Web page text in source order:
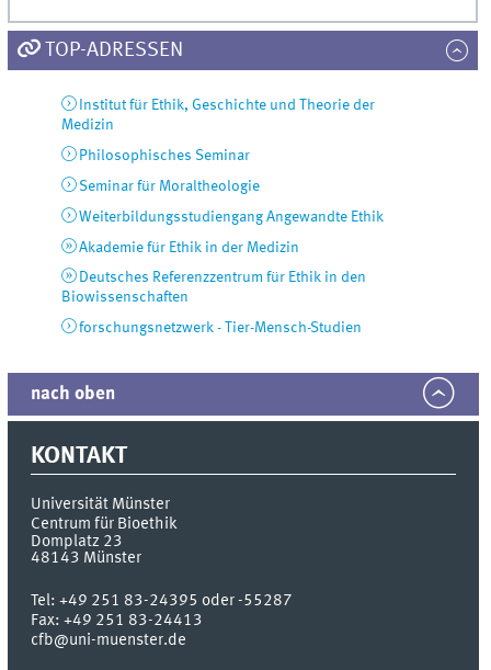
TOP-ADRESSEN
Institut für Ethik, Geschichte und Theorie der
Medizin
Philosophisches Seminar
Seminar für Moraltheologie
Weiterbildungsstudiengang Angewandte Ethik
Akademie für Ethik in der Medizin
Deutsches Referenzzentrum für Ethik in den
Biowissenschaften
forschungsnetzwerk - Tier-Mensch-Studien
nach oben
KONTAKT
Universität Münster
Centrum für Bioethik
Domplatz 23
48143 Münster
Tel:+49 251 83-24395 oder -55287
Fax:+49 251 83-24413
cfb@uni-muenster.de